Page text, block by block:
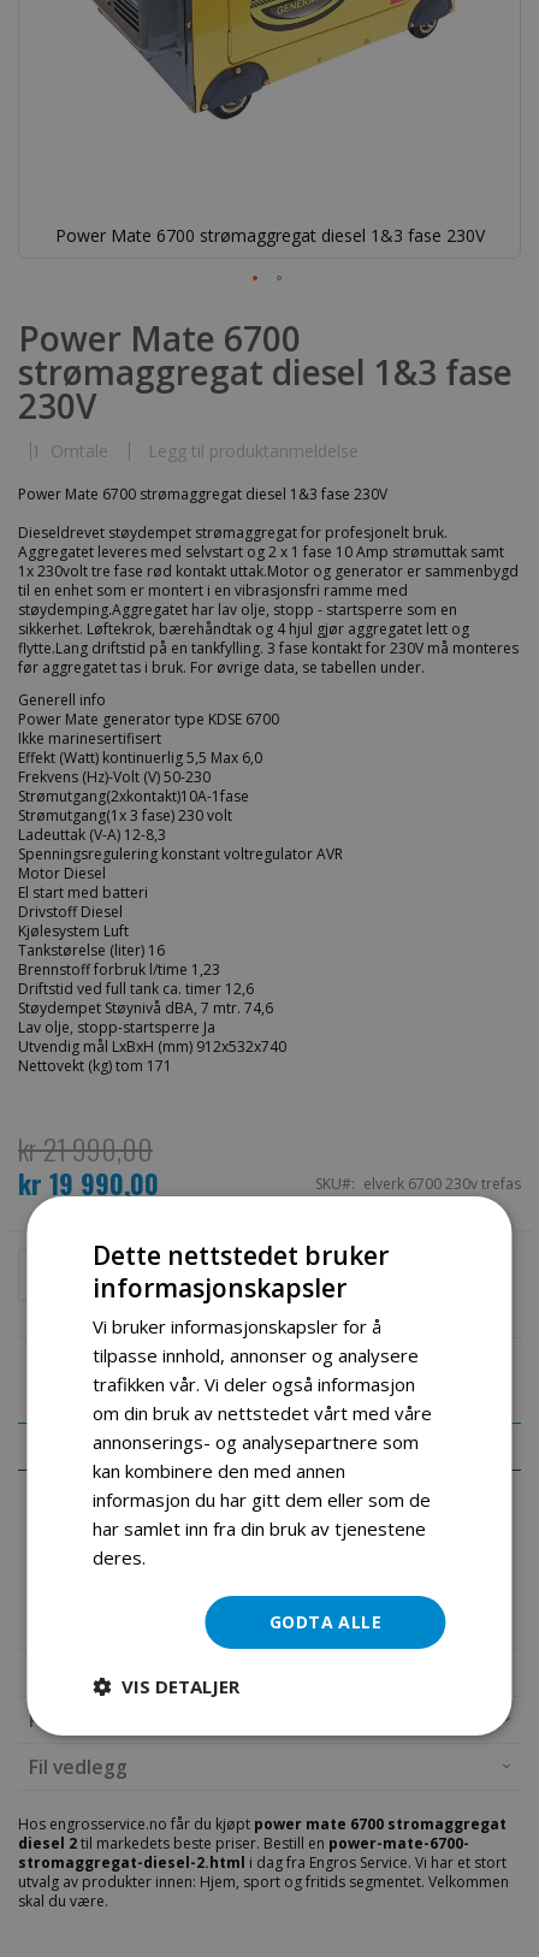
Power Mate 6700 strømaggregat diesel 1&3 fase 230V
til
begynnelsen
av
bildegalleri
Power Mate 6700
strømaggregat diesel 1&3 fase
230V
1 Omtale Legg til produktanmeldelse
Power Mate 6700 strømaggregat diesel 1&3 fase 230V
Dieseldrevet støydempet strømaggregat for profesjonelt bruk.
Aggregatet leveres med selvstart og 2 x 1 fase 10 Amp strømuttak samt
1x 230volt tre fase rød kontakt uttak.Motor og generator er sammenbygd
til en enhet som er montert i en vibrasjonsfri ramme med
støydemping.Aggregatet har lav olje, stopp - startsperre som en
sikkerhet. Løftekrok, bærehåndtak og 4 hjul gjør aggregatet lett og
flytte.Lang driftstid på en tankfylling. 3 fase kontakt for 230V må monteres
før aggregatet tas i bruk. For øvrige data, se tabellen under.
Generell info
Power Mate generator type KDSE 6700
Ikke marinesertifisert
Effekt (Watt) kontinuerlig 5,5 Max 6,0
Frekvens (Hz)-Volt (V) 50-230
Strømutgang(2xkontakt)10A-1fase
Strømutgang(1x 3 fase) 230 volt
Ladeuttak (V-A) 12-8,3
Spenningsregulering konstant voltregulator AVR
Motor Diesel
El start med batteri
Drivstoff Diesel
Kjølesystem Luft
Tankstørelse (liter) 16
Brennstoff forbruk l/time 1,23
Driftstid ved full tank ca. timer 12,6
Støydempet Støynivå dBA, 7 mtr. 74,6
Lav olje, stopp-startsperre Ja
Utvendig mål LxBxH (mm) 912x532x740
Nettovekt (kg) tom 171
kr 21 990,00
Spesialpris
kr 19 990,00 SKU elverk 6700 230v trefas
Legg i handlekurv
Detaljer
konstant voltregulator. Kan derfor brukes på
finelektronikk.Self Excited Induction Generator(SEIG) Husk at
Mer informasjon
Produktanmeldelser
Fil vedlegg
Hos engrosservice.no får du kjøpt power mate 6700 stromaggregat
diesel 2til markedets beste priser. Bestill en power-mate-6700-
stromaggregat-diesel-2.html i dag fra Engros Service. Vi har et stort
utvalg av produkter innen: Hjem, sport og fritids segmentet. Velkommen
skal du være.
Dette nettstedet bruker
informasjonskapsler
Vi bruker informasjonskapsler for å
tilpasse innhold, annonser og analysere
trafikken vår. Vi deler også informasjon
om din bruk av nettstedet vårt med våre
annonserings- og analysepartnere som
kan kombinere den med annen
informasjon du har gitt dem eller som de
har samlet inn fra din bruk av tjenestene
deres.
GODTA ALLE
VIS DETALJER